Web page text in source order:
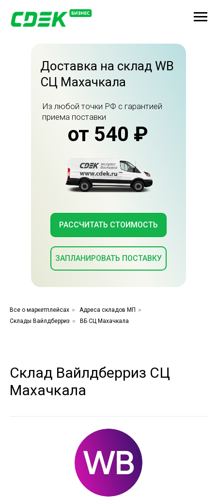
Доставка на склад WB
СЦ Махачкала
Из любой точки РФ с гарантией
приема поставки
РАССЧИТАТЬ СТОИМОСТЬ
ЗАПЛАНИРОВАТЬ ПОСТАВКУ
от 540 ₽
Все о маркетплейсах » Адреса складов МП »
Склады Вайлдберриз » ВБ СЦ Махачкала
Склад Вайлдберриз СЦ
Махачкала